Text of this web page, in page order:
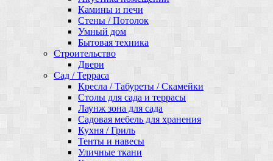
Камины и печи
Стены / Потолок
Умный дом
Бытовая техника
Строительство
Двери
Сад / Терраса
Кресла / Табуреты / Скамейки
Столы для сада и террасы
Лаунж зона для сада
Садовая мебель для хранения
Кухня / Гриль
Тенты и навесы
Уличные ткани